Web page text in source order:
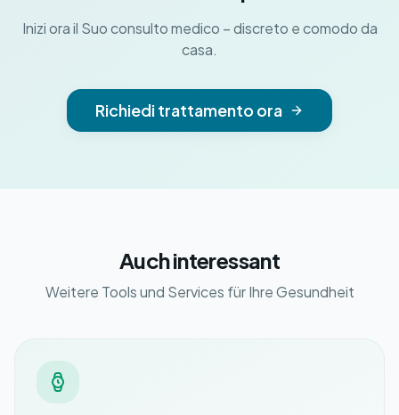
Inizi ora il Suo consulto medico – discreto e comodo da
casa.
Richiedi trattamento ora
Auch interessant
Weitere Tools und Services für Ihre Gesundheit